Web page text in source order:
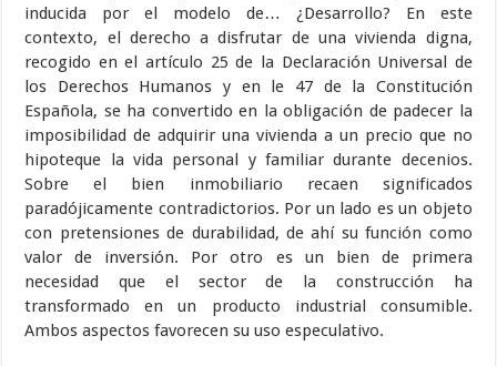
inducida por el modelo de… ¿Desarrollo? En este
contexto, el derecho a disfrutar de una vivienda digna,
recogido en el artículo 25 de la Declaración Universal de
los Derechos Humanos y en le 47 de la Constitución
Española, se ha convertido en la obligación de padecer la
imposibilidad de adquirir una vivienda a un precio que no
hipoteque la vida personal y familiar durante decenios.
Sobre el bien inmobiliario recaen significados
paradójicamente contradictorios. Por un lado es un objeto
con pretensiones de durabilidad, de ahí su función como
valor de inversión. Por otro es un bien de primera
necesidad que el sector de la construcción ha
transformado en un producto industrial consumible.
Ambos aspectos favorecen su uso especulativo.